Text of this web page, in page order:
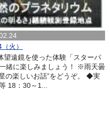
火）
望遠鏡を使った体験「スターパ
緒に楽しみましょう！ ※雨天曇
の楽しいお話”をどうぞ。 ◆実
18：30～1...